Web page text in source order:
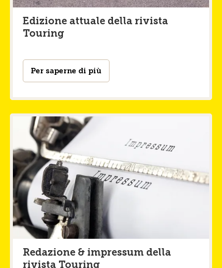
Edizione attuale della rivista
Touring
Per saperne di più
Redazione & impressum della
rivista Touring